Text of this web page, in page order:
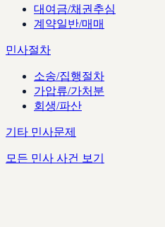
대여금/채권추심
계약일반/매매
민사절차
소송/집행절차
가압류/가처분
회생/파산
기타 민사문제
모든 민사 사건 보기